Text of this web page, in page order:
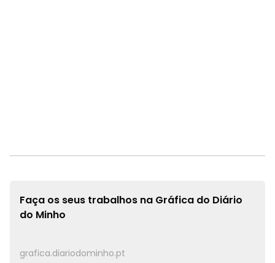
Faça os seus trabalhos na Gráfica do Diário
do Minho
grafica.diariodominho.pt